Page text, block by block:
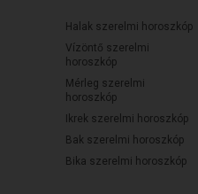
Halak szerelmi horoszkóp
Vízöntő szerelmi
horoszkóp
Mérleg szerelmi
horoszkóp
Ikrek szerelmi horoszkóp
Bak szerelmi horoszkóp
Bika szerelmi horoszkóp